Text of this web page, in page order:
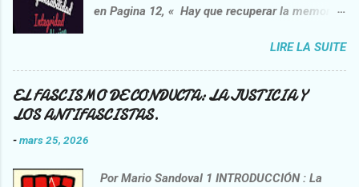
en Pagina 12, « Hay que recuperar la memoria
https://www.pagina12.com.ar/2026/02/06/danie
l-feierstein-hay-que-recuperar-la-memoria-de-
la-lucha-contra-la-impunidad/ , opera una
interpelación crítica sobre la praxis del
afirmaciones que nos interpelan como sujetos
LIRE LA SUITE
EL FASCISMO DE CONDUCTA: LA JUSTICIA Y
LOS ANTIFASCISTAS.
-mars 25, 2026
Por Mario Sandoval 1 INTRODUCCIÓN : La